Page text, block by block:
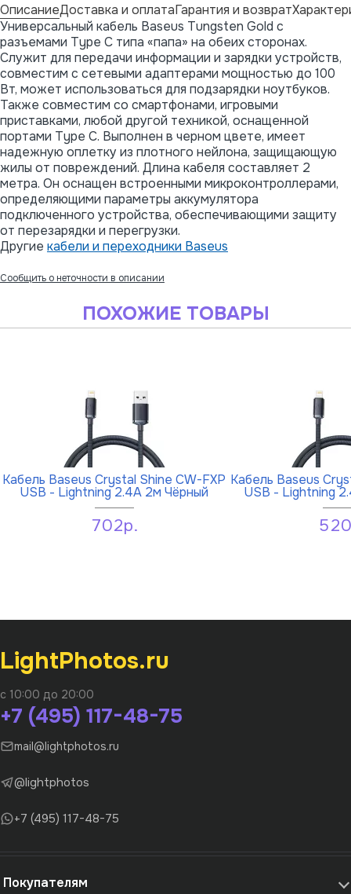
ОписаниеДоставка и оплатаГарантия и возврат
Универсальный кабель Baseus Tungsten Gold с
разъемами Type C типа «папа» на обеих сторонах.
Служит для передачи информации и зарядки устройств,
совместим с сетевыми адаптерами мощностью до 100
Вт, может использоваться для подзарядки ноутбуков.
Также совместим со смартфонами, игровыми
приставками, любой другой техникой, оснащенной
портами Type C. Выполнен в черном цвете, имеет
надежную оплетку из плотного нейлона, защищающую
жилы от повреждений. Длина кабеля составляет 2
метра. Он оснащен встроенными микроконтроллерами,
определяющими параметры аккумулятора
подключенного устройства, обеспечивающими защиту
от перезарядки и перегрузки.
Другие кабели и переходники Baseus
Сообщить о неточности в описании
ПОХОЖИЕ ТОВАРЫ
Кабель Baseus Crystal Shine CW-FXP
USB - Lightning 2.4A 2м Чёрный
702р.
Кабель Baseus
USB - Lightning
LightPhotos.ru
с 10:00 до 20:00
+7 (495) 117-48-75
mail@lightphotos.ru
@lightphotos
+7 (495) 117-48-75
Покупателям